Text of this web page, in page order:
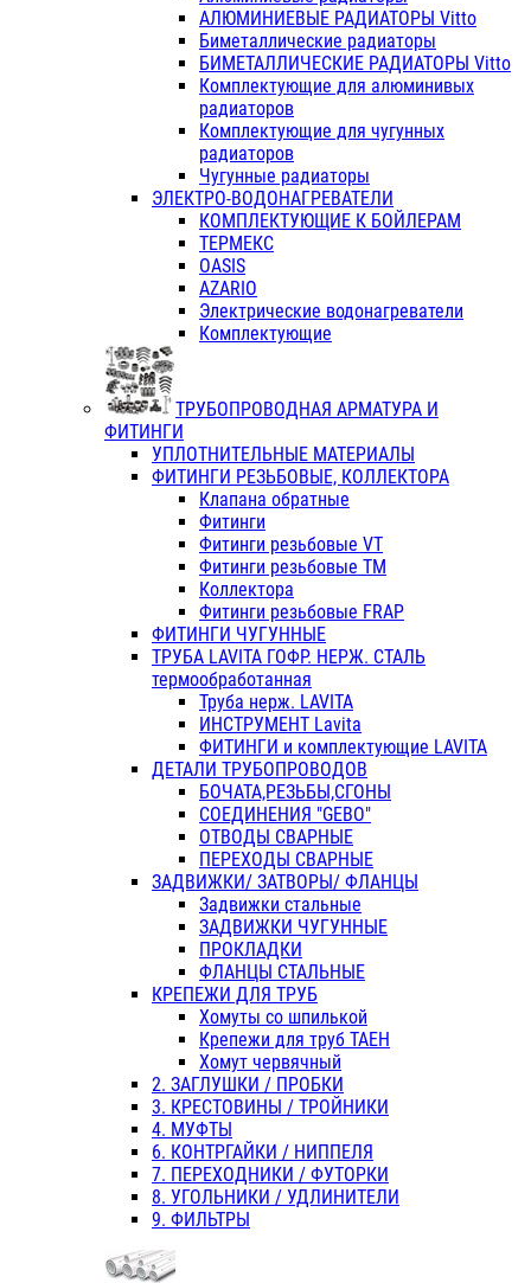
АЛЮМИНИЕВЫЕ РАДИАТОРЫ Vitto
Биметаллические радиаторы
БИМЕТАЛЛИЧЕСКИЕ РАДИАТОРЫ Vitto
Комплектующие для алюминивых
радиаторов
Комплектующие для чугунных
радиаторов
Чугунные радиаторы
ЭЛЕКТРО-ВОДОНАГРЕВАТЕЛИ
КОМПЛЕКТУЮЩИЕ К БОЙЛЕРАМ
ТЕРМЕКС
OASIS
AZARIO
Электрические водонагреватели
Комплектующие
ТРУБОПРОВОДНАЯ АРМАТУРА И
ФИТИНГИ
УПЛОТНИТЕЛЬНЫЕ МАТЕРИАЛЫ
ФИТИНГИ РЕЗЬБОВЫЕ, КОЛЛЕКТОРА
Клапана обратные
Фитинги
Фитинги резьбовые VT
Фитинги резьбовые ТМ
Коллектора
Фитинги резьбовые FRAP
ФИТИНГИ ЧУГУННЫЕ
ТРУБА LAVITA ГОФР. НЕРЖ. СТАЛЬ
термообработанная
Труба нерж. LAVITA
ИНСТРУМЕНТ Lavita
ФИТИНГИ и комплектующие LAVITA
ДЕТАЛИ ТРУБОПРОВОДОВ
БОЧАТА,РЕЗЬБЫ,СГОНЫ
СОЕДИНЕНИЯ "GEBO"
ОТВОДЫ СВАРНЫЕ
ПЕРЕХОДЫ СВАРНЫЕ
ЗАДВИЖКИ/ ЗАТВОРЫ/ ФЛАНЦЫ
Задвижки стальные
ЗАДВИЖКИ ЧУГУННЫЕ
ПРОКЛАДКИ
ФЛАНЦЫ СТАЛЬНЫЕ
КРЕПЕЖИ ДЛЯ ТРУБ
Хомуты со шпилькой
Крепежи для труб ТАЕН
Хомут червячный
2. ЗАГЛУШКИ / ПРОБКИ
3. КРЕСТОВИНЫ / ТРОЙНИКИ
4. МУФТЫ
6. КОНТРГАЙКИ / НИППЕЛЯ
7. ПЕРЕХОДНИКИ / ФУТОРКИ
8. УГОЛЬНИКИ / УДЛИНИТЕЛИ
9. ФИЛЬТРЫ